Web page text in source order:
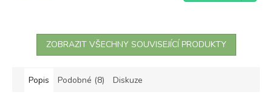
ZOBRAZIT VŠECHNY SOUVISEJÍCÍ PRODUKTY
Popis Podobné (8) Diskuze